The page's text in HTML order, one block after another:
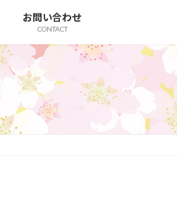
お問い合わせ
CONTACT